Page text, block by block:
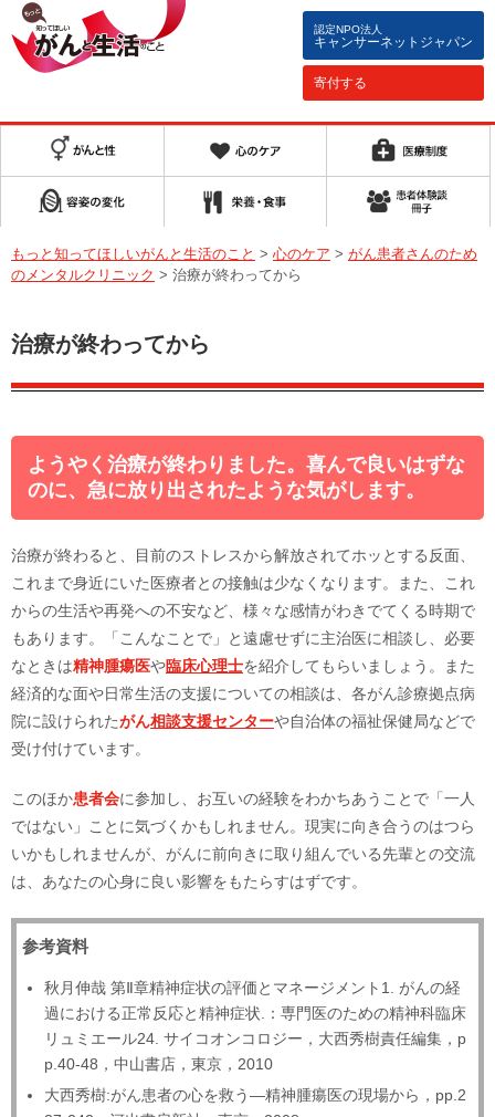
認定NPO法人
キャンサーネットジャパン
寄付する
もっと知ってほしいがんと生活のこと > 心のケア > がん患者さんのため
のメンタルクリニック > 治療が終わってから
治療が終わってから
ようやく治療が終わりました。喜んで良いはずな
のに、急に放り出されたような気がします。
治療が終わると、目前のストレスから解放されてホッとする反面、
これまで身近にいた医療者との接触は少なくなります。また、これ
からの生活や再発への不安など、様々な感情がわきでてくる時期で
もあります。「こんなことで」と遠慮せずに主治医に相談し、必要
なときは精神腫瘍医や臨床心理士を紹介してもらいましょう。また
経済的な面や日常生活の支援についての相談は、各がん診療拠点病
院に設けられたがん相談支援センターや自治体の福祉保健局などで
受け付けています。
このほか患者会に参加し、お互いの経験をわかちあうことで「一人
ではない」ことに気づくかもしれません。現実に向き合うのはつら
いかもしれませんが、がんに前向きに取り組んでいる先輩との交流
は、あなたの心身に良い影響をもたらすはずです。
参考資料
秋月伸哉 第Ⅱ章精神症状の評価とマネージメント1. がんの経
過における正常反応と精神症状.：専門医のための精神科臨床
リュミエール24. サイコオンコロジー，大西秀樹責任編集，p
p.40-48，中山書店，東京，2010
大西秀樹:がん患者の心を救う―精神腫瘍医の現場から，pp.2